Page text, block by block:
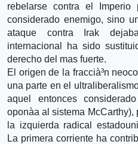
rebelarse contra el Imperio
considerado enemigo, sino
ataque contra Irak
internacional ha sido
derecho del mas fuerte.
El origen de la fraccià³n
una parte en el
aquel entonces
oponà­a al sistema McCarthy),
la izquierda radical
La primera corriente ha